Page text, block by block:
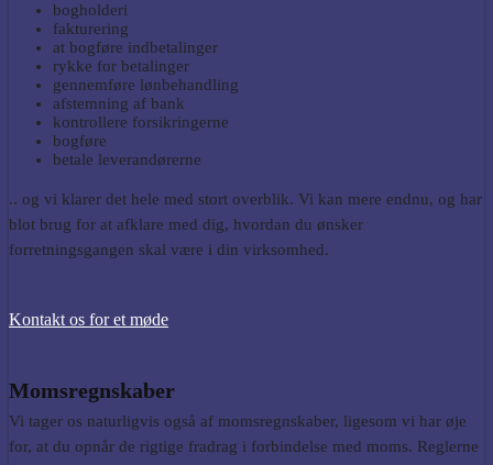
bogholderi
fakturering
at bogføre indbetalinger
rykke for betalinger
gennemføre lønbehandling
afstemning af bank
kontrollere forsikringerne
bogføre
betale leverandørerne
.. og vi klarer det hele med stort overblik. Vi kan mere endnu, og har
blot brug for at afklare med dig, hvordan du ønsker
forretningsgangen skal være i din virksomhed.
Kontakt os for et møde
Momsregnskaber
Vi tager os naturligvis også af momsregnskaber, ligesom vi har øje
for, at du opnår de rigtige fradrag i forbindelse med moms. Reglerne